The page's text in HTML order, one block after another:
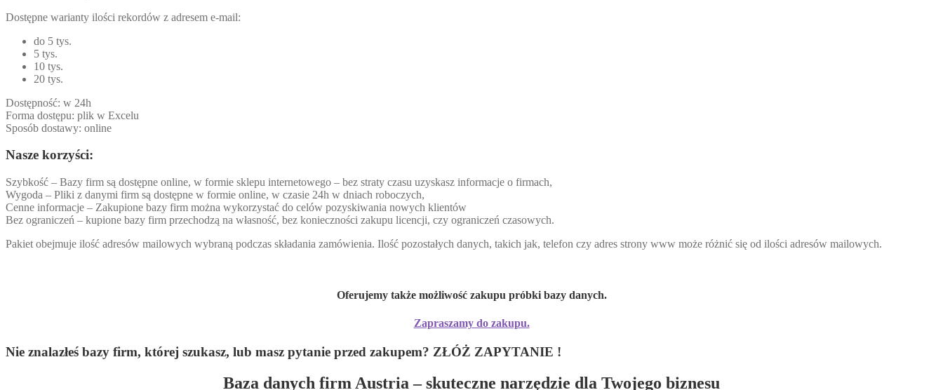
Dostępne warianty ilości rekordów z adresem e-mail:
do 5 tys.
5 tys.
10 tys.
20 tys.
Dostępność: w 24h
Forma dostępu: plik w Excelu
Sposób dostawy: online
Nasze korzyści:
Szybkość – Bazy firm są dostępne online, w formie sklepu internetowego – bez straty czasu uzyskasz informacje o firmach,
Wygoda – Pliki z danymi firm są dostępne w formie online, w czasie 24h w dniach roboczych,
Cenne informacje – Zakupione bazy firm można wykorzystać do celów pozyskiwania nowych klientów
Bez ograniczeń – kupione bazy firm przechodzą na własność, bez konieczności zakupu licencji, czy ograniczeń czasowych.
Pakiet obejmuje ilość adresów mailowych wybraną podczas składania zamówienia. Ilość pozostałych danych, takich jak, telefon czy adres strony www może różnić się od ilości adresów mailowych.
Oferujemy także możliwość zakupu próbki bazy danych.
Zapraszamy do zakupu.
Nie znalazłeś bazy firm, której szukasz, lub masz pytanie przed zakupem? ZŁÓŻ ZAPYTANIE !
Baza danych firm Austria – skuteczne narzędzie dla Twojego biznesu